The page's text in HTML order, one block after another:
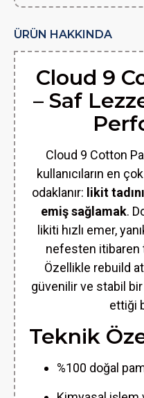
ÜRÜN HAKKINDA
Cloud 9
– Saf
Cloud 9 Cotton
kullanıcıların en
odaklanır: likit
emiş sağlamak.
likiti hızlı emer,
nefesten itibaren
Özellikle rebuild
güvenilir ve stabil
ettiği
Teknik
%100 doğal